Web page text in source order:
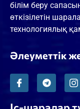
білім беру
өткізілетін
технологиялық
Әлеуметтік